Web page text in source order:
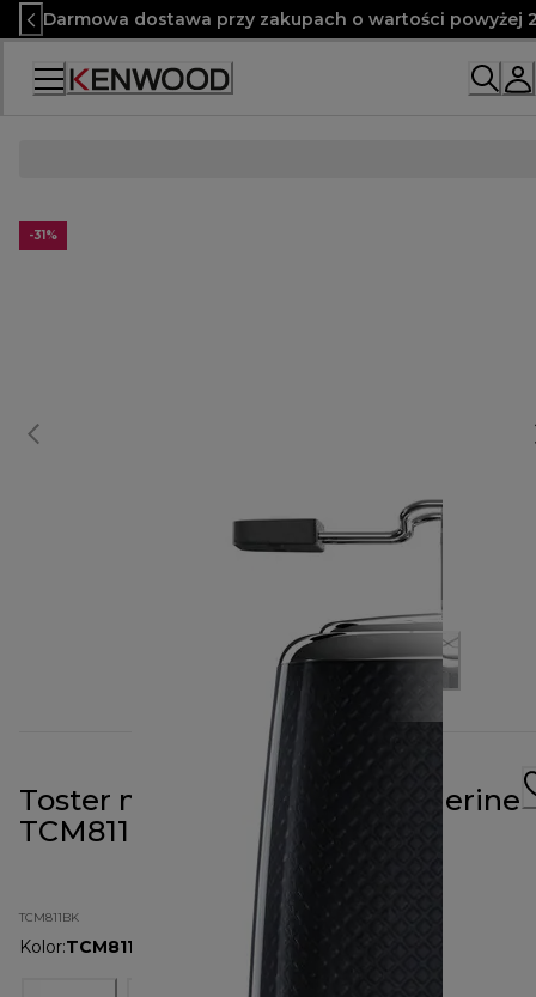
Skip
to
Content
Darmowa dostawa przy zakupach o wartości powyżej
-31%
Toster na dwie kromki Mesmerine
TCM811BK czarny
TCM811BK
Kolor:TCM811BK